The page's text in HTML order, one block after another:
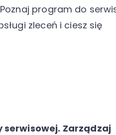
program do
zleceń i ciesz się
Zarządzaj